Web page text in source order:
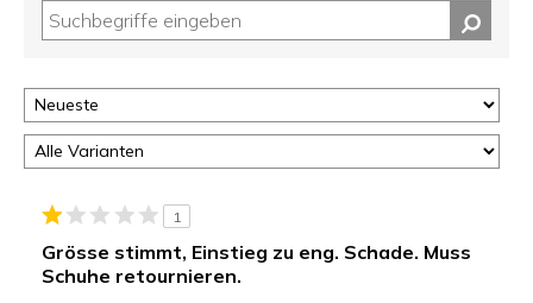
1
Grösse stimmt, Einstieg zu eng. Schade. Muss
Schuhe retournieren.